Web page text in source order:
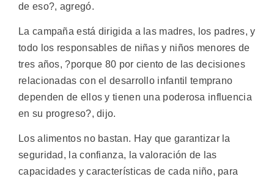
de eso?, agregó.
La campaña está dirigida a las madres, los padres, y
todo los responsables de niñas y niños menores de
tres años, ?porque 80 por ciento de las decisiones
relacionadas con el desarrollo infantil temprano
dependen de ellos y tienen una poderosa influencia
en su progreso?, dijo.
Los alimentos no bastan. Hay que garantizar la
seguridad, la confianza, la valoración de las
capacidades y características de cada niño, para